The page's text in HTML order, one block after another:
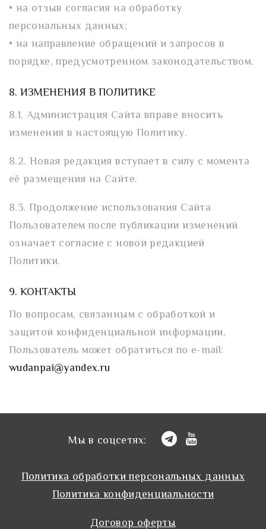
• на отзыв согласия на обработку
персональных данных;
• на направление обращений и запросов в
порядке, предусмотренном законодательством.
8. ИЗМЕНЕНИЯ В ПОЛИТИКЕ
8.1. Администрация Сайта вправе вносить
изменения в настоящую Политику.
8.2. Новая редакция вступает в силу с момента
её размещения на Сайте.
8.3. Продолжение использования Сайта
Пользователем после публикации изменений
означает согласие с новой редакцией
Политики.
9. КОНТАКТЫ
По вопросам, связанным с обработкой и
защитой конфиденциальной информации,
Пользователь может обратиться по e-mail:
wudanpai@yandex.ru
Мы в соцсетях:
Политика обработки персональных данных
Политика конфиденциальности
Договор оферты